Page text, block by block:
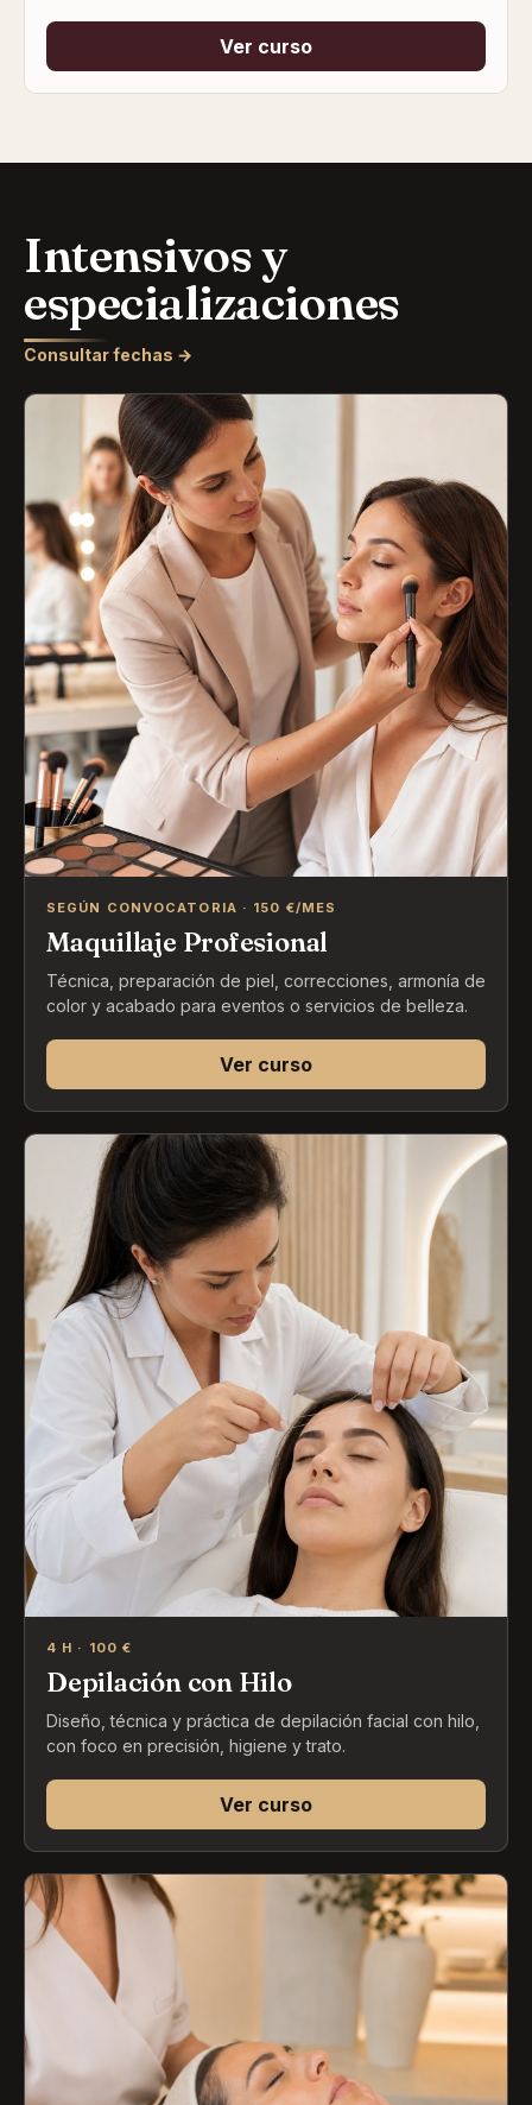
Ver curso
Intensivos y
especializaciones
Consultar fechas
SEGÚN CONVOCATORIA · 150 €/MES
Maquillaje Profesional
Técnica, preparación de piel, correcciones, armonía de
color y acabado para eventos o servicios de belleza.
Ver curso
4 H · 100 €
Depilación con Hilo
Diseño, técnica y práctica de depilación facial con hilo,
con foco en precisión, higiene y trato.
Ver curso